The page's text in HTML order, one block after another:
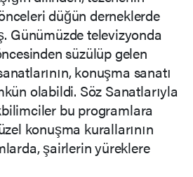
düğün derneklerde
Günümüzde televizyonda
süzülüp gelen
konuşma sanatı
olabildi. Söz Sanatlarıyla
bu programlara
konuşma kurallarının
şairlerin yüreklere